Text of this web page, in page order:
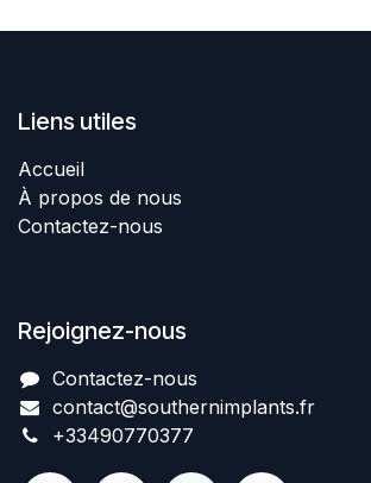
Liens utiles
Accueil
À propos de nous
Contactez-nous
Rejoignez-nous
Contactez-nous​
contact@southernimplant​​​s.fr
+334907​70377